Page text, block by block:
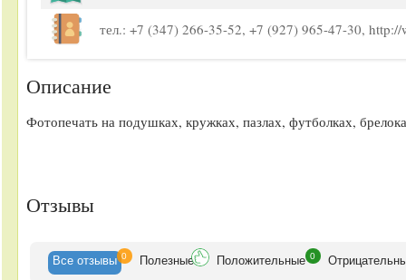
тел.: +7 (347) 266-35-52, +7 (927) 965-47-30,
Описание
Фотопечать на подушках, кружках, пазлах, футболках,
Отзывы
Все отзывы 0 Полезные Положительные 0